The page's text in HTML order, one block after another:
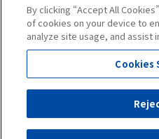
（ようこそ）FOOMA
会場アクセス
会場マップ
出展社情報
セミナー・シンポジウム
By clicking “Accept All
of cookies on your device to
analyze site usage, and assist
Cookies